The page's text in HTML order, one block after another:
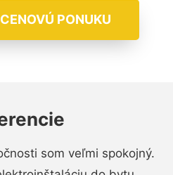
PONUKU
som veľmi spokojný.